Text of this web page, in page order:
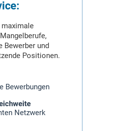
maximale
Bewerber und
Positionen.
Bewerbungen
Netzwerk